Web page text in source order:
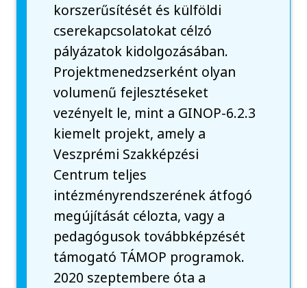
korszerűsítését és külföldi
cserekapcsolatokat célzó
pályázatok kidolgozásában.
Projektmenedzserként olyan
volumenű fejlesztéseket
vezényelt le, mint a GINOP-6.2.3
kiemelt projekt, amely a
Veszprémi Szakképzési
Centrum teljes
intézményrendszerének átfogó
megújítását célozta, vagy a
pedagógusok továbbképzését
támogató TÁMOP programok.
2020 szeptembere óta a